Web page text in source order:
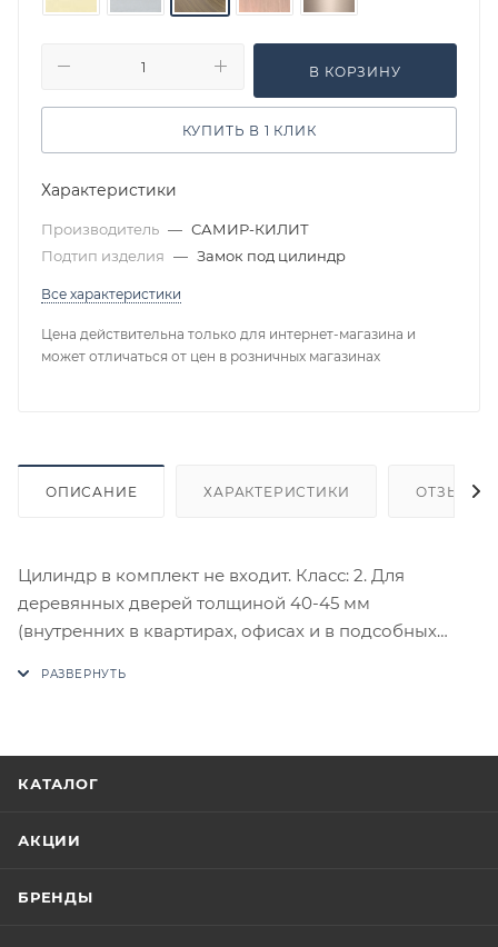
В КОРЗИНУ
КУПИТЬ В 1 КЛИК
Характеристики
Производитель — САМИР-КИЛИТ
Подтип изделия — Замок под цилиндр
Все характеристики
Цена действительна только для интернет-магазина и
может отличаться от цен в розничных магазинах
ОПИСАНИЕ ХАРАКТЕРИСТИКИ ОТЗЫВЫ
Цилиндр в комплект не входит. Класс: 2. Для
деревянных дверей толщиной 40-45 мм
(внутренних в квартирах, офисах и в подсобных
в счете может быть предложен аналог на
КАТАЛОГ
АКЦИИ
БРЕНДЫ